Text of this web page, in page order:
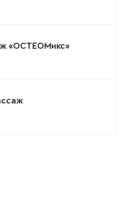
«ОСТЕОМикс»